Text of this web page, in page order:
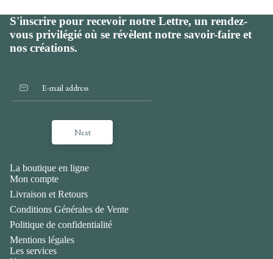
S'inscrire pour recevoir notre Lettre, un rendez-
vous privilégié où se révèlent notre savoir-faire et
nos créations.
Next
La boutique en ligne
Mon compte
Livraison et Retours
Conditions Générales de Vente
Politique de confidentialité
Mentions légales
Les services